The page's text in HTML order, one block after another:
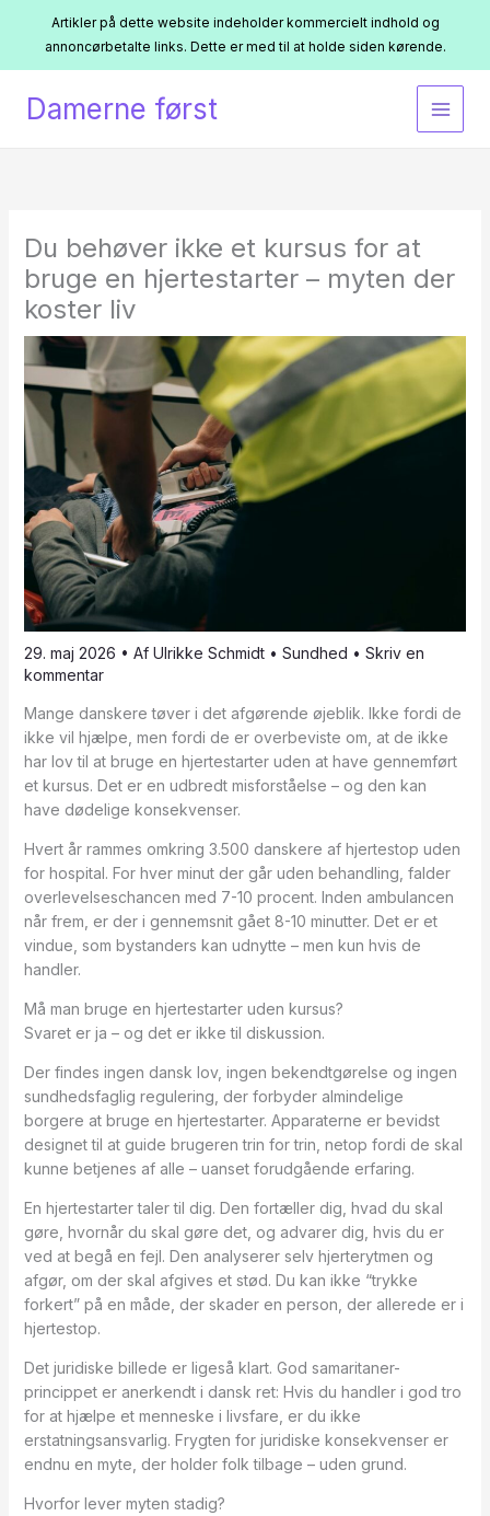
Artikler på dette website indeholder kommercielt indhold og
annoncørbetalte links. Dette er med til at holde siden kørende.
Damerne først
Du behøver ikke et kursus for at
bruge en hjertestarter – myten der
koster liv
29. maj 2026 • Af Ulrikke Schmidt • Sundhed • Skriv en
kommentar
Mange danskere tøver i det afgørende øjeblik. Ikke fordi de
ikke vil hjælpe, men fordi de er overbeviste om, at de ikke
har lov til at bruge en hjertestarter uden at have gennemført
et kursus. Det er en udbredt misforståelse – og den kan
have dødelige konsekvenser.
Hvert år rammes omkring 3.500 danskere af hjertestop uden
for hospital. For hver minut der går uden behandling, falder
overlevelseschancen med 7-10 procent. Inden ambulancen
når frem, er der i gennemsnit gået 8-10 minutter. Det er et
vindue, som bystanders kan udnytte – men kun hvis de
handler.
Må man bruge en hjertestarter uden kursus?
Svaret er ja – og det er ikke til diskussion.
Der findes ingen dansk lov, ingen bekendtgørelse og ingen
sundhedsfaglig regulering, der forbyder almindelige
borgere at bruge en hjertestarter. Apparaterne er bevidst
designet til at guide brugeren trin for trin, netop fordi de skal
kunne betjenes af alle – uanset forudgående erfaring.
En hjertestarter taler til dig. Den fortæller dig, hvad du skal
gøre, hvornår du skal gøre det, og advarer dig, hvis du er
ved at begå en fejl. Den analyserer selv hjerterytmen og
afgør, om der skal afgives et stød. Du kan ikke “trykke
forkert” på en måde, der skader en person, der allerede er i
hjertestop.
Det juridiske billede er ligeså klart. God samaritaner-
princippet er anerkendt i dansk ret: Hvis du handler i god tro
for at hjælpe et menneske i livsfare, er du ikke
erstatningsansvarlig. Frygten for juridiske konsekvenser er
endnu en myte, der holder folk tilbage – uden grund.
Hvorfor lever myten stadig?